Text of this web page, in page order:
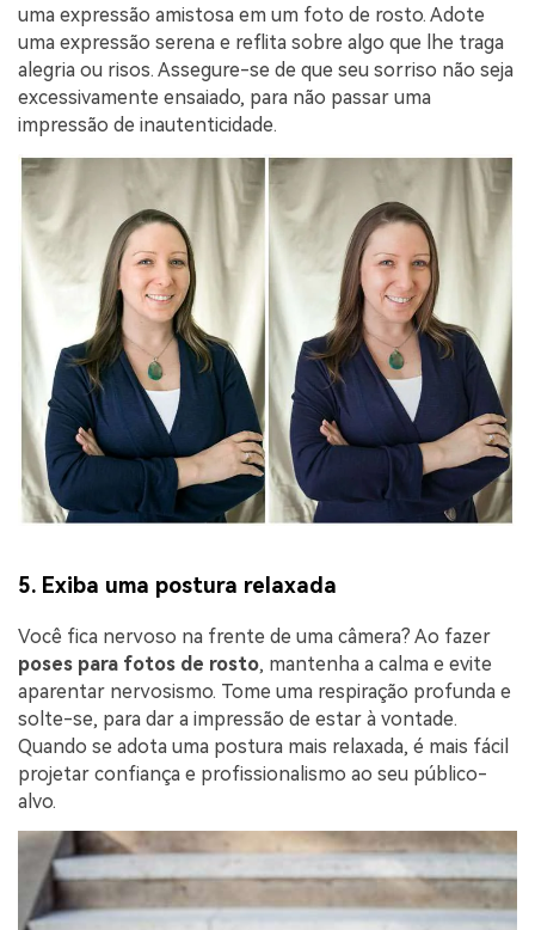
uma expressão amistosa em um foto de rosto. Adote
uma expressão serena e reflita sobre algo que lhe traga
alegria ou risos. Assegure-se de que seu sorriso não seja
excessivamente ensaiado, para não passar uma
impressão de inautenticidade.
5. Exiba uma postura relaxada
Você fica nervoso na frente de uma câmera? Ao fazer
poses para fotos de rosto, mantenha a calma e evite
aparentar nervosismo. Tome uma respiração profunda e
solte-se, para dar a impressão de estar à vontade.
Quando se adota uma postura mais relaxada, é mais fácil
projetar confiança e profissionalismo ao seu público-
alvo.